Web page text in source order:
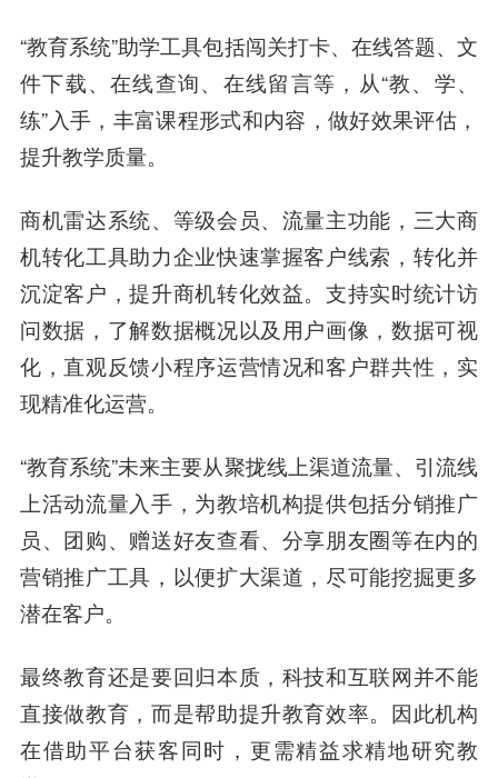
“教育系统”助学工具包括闯关打卡、在线答题、文
件下载、在线查询、在线留言等，从“教、学、
练”入手，丰富课程形式和内容，做好效果评估，
提升教学质量。
商机雷达系统、等级会员、流量主功能，三大商
机转化工具助力企业快速掌握客户线索，转化并
沉淀客户，提升商机转化效益。支持实时统计访
问数据，了解数据概况以及用户画像，数据可视
化 ，直观反馈小程序运营情况和客户群共性，实
现精准化运营。
“教育系统”未来主要从聚拢线上渠道流量、引流线
上活动流量入手，为教培机构提供包括分销推广
员、团购、赠送好友查看、分享朋友圈等在内的
营销推广工具，以便扩大渠道，尽可能挖掘更多
潜在客户。
最终教育还是要回归本质，科技和互联网并不能
直接做教育，而是帮助提升教育效率。因此机构
在借助平台获客同时，更需精益求精地研究教